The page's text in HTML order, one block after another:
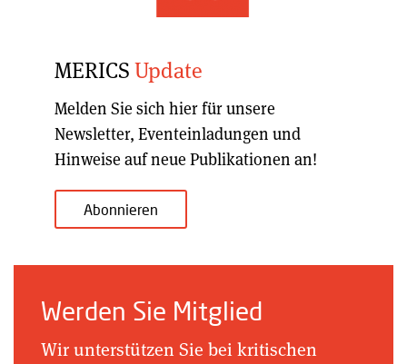
MERICSUpdate
Melden Sie sich hier für unsere
Newsletter, Eventeinladungen und
Hinweise auf neue Publikationen an!
Abonnieren
Werden Sie Mitglied
Wir unterstützen Sie bei kritischen